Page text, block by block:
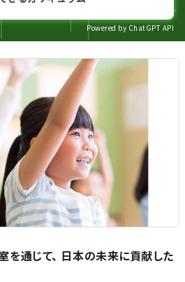
Powered by ChatGPT API
を通じて、 日本の未来に貢献した